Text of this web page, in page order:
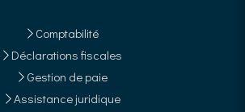
Comptabilité
Déclarations fiscales
Gestion de paie
Assistance juridique